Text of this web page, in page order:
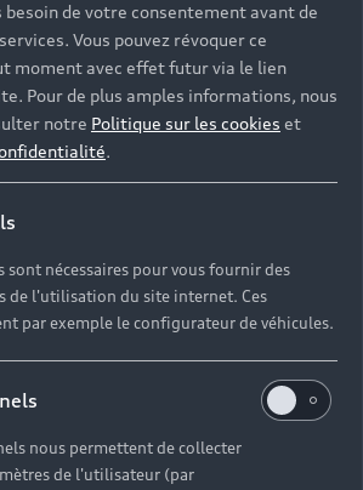
Audi
besoin de votre consentement avant de
Vous pouvez révoquer ce
moment avec effet futur via le lien
Pour de plus amples informations, nous
notre Politique sur les cookies et
.
sont nécessaires pour vous fournir des
de l'utilisation du site internet. Ces
par exemple le configurateur de véhicules.
nous permettent de collecter
de l'utilisateur (par